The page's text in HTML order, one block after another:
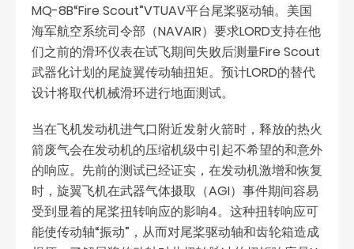
MQ-8B“Fire Scout”VTUAV平台尾桨驱动轴。美国
海军航空系统司令部（NAVAIR）要求LORD支持在他
们之前的滑环仪表在试飞期间失败后测量Fire Scout
武器化计划的尾旋翼传动轴扭矩。预计LORD的替代
设计将取代机械滑环进行地面测试。
当在飞机发动机进气口附近发射火箭时，释放的热火
箭废气会在发动机的压缩机级中引起不希望的和意外
的响应。先前的测试已经证实，在发动机激增和恢复
时，旋翼飞机在武器气体摄取（AGI）事件期间容易
受到显着的尾桨扭转响应的影响4。这种扭转响应可
能使传动轴“振动”，从而对尾桨驱动轴和齿轮箱造成